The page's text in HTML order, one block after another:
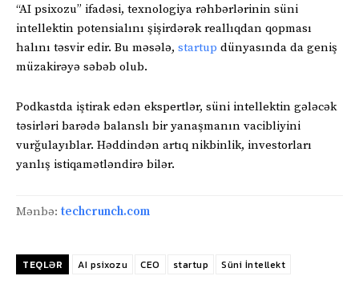
“AI psixozu” ifadəsi, texnologiya rəhbərlərinin süni
intellektin potensialını şişirdərək reallıqdan qopması
halını təsvir edir. Bu məsələ, startup dünyasında da geniş
müzakirəyə səbəb olub.
Podkastda iştirak edən ekspertlər, süni intellektin gələcək
təsirləri barədə balanslı bir yanaşmanın vacibliyini
vurğulayıblar. Həddindən artıq nikbinlik, investorları
yanlış istiqamətləndirə bilər.
Mənbə: techcrunch.com
TEQLƏR AI psixozu CEO startup Süni İntellekt